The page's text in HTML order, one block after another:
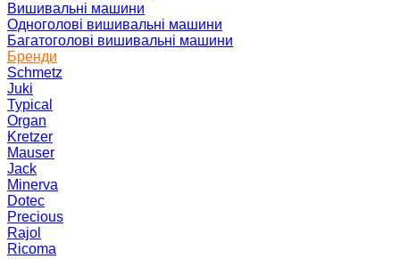
Вишивальні машини
Одноголові вишивальні машини
Багатоголові вишивальні машини
Бренди
Schmetz
Juki
Typical
Organ
Kretzer
Mauser
Jack
Minerva
Dotec
Precious
Rajol
Ricoma